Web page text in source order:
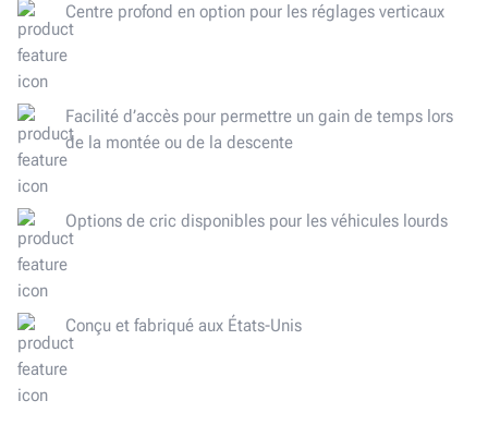
Centre profond en option pour les réglages verticaux
Facilité d’accès pour permettre un gain de temps lors
de la montée ou de la descente
Options de cric disponibles pour les véhicules lourds
Conçu et fabriqué aux États-Unis